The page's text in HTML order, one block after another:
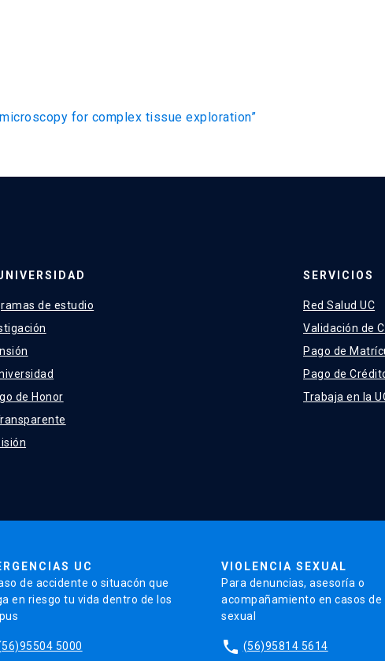
for complex tissue exploration”
de estudio
de Honor
SERVICIOS
Red Salud UC
Validación de
Pago de
Pago de
Trabaja en la
UC
de accidente o situacón que
en riesgo tu vida dentro de los
5000
VIOLENCIA SEXUAL
Para denuncias, asesoría o
acompañamiento en casos de
sexual
phone (56)95814 5614